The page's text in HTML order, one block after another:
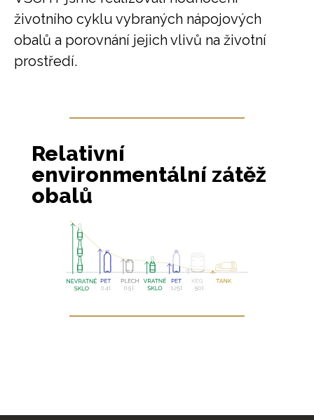
životního cyklu vybraných nápojových
obalů a porovnání jejich vlivů na životní
prostředí.
Relativní
environmentální zátěž
obalů